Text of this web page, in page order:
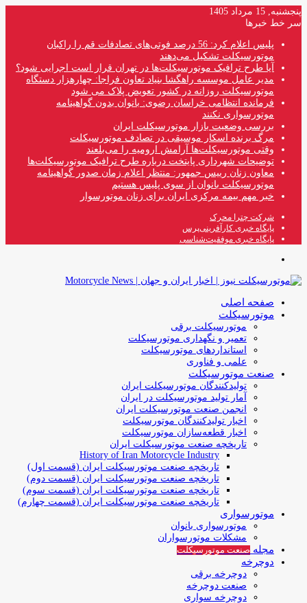
پنجشنبه, 15 مرداد 1405
سر خط خبرها
پلیس اعلام کرد: 56 درصد فوتی‌های تصادفات قم را راکبان
موتورسیکلت تشکیل می‌دهند
آیا طرح ترافیک موتورسیکلت‌ها در تهران قرار است اجرایی شود؟
مدیر عامل موسسه راهگشا بنیاد تعاون فراجا: چهارهزار دستگاه
موتورسیکلت روزانه در کشور تعویض پلاک می شود
فرمانده انتظامی خراسان رضوی: بانوان بدون گواهینامه
موتورسواری نکنند
بررسی وضعیت بازار موتورسیکلت ایران
مرگ برنده اسکار موسیقی در تصادف موتورسیکلت
وقتی موتورسیکلت‌ها آرامش ارومیه را می‌بلعند
توضیحات شهرداری پایتخت درباره طرح ترافیک موتورسیکلت‌ها
معاون زنان رییس جمهور: منتظر اعلام زمان صدور گواهینامه
موتورسیکلت بانوان از سوی پلیس هستیم
خبر مهم بیمه مرکزی ایران برای زنان موتورسوار
شرکت چترا محرک
پایگاه خبری کارآفرینی‌پرس
پایگاه خبری موفقیت‌شناسی
صفحه اصلی
موتورسیکلت
موتورسیکلت برقی
تعمیر و نگهداری موتورسیکلت
استانداردهای موتورسیکلت
علمی و فناوری
صنعت موتورسیکلت
تولیدکنندگان موتورسیکلت ایران
آمار تولید موتورسیکلت در ایران
انجمن صنعت موتورسیکلت ایران
اخبار تولیدکنندگان موتورسیکلت
اخبار قطعه‌سازان موتورسیکلت
تاریخچه صنعت موتورسیکلت ایران
History of Iran Motorcycle Industry
تاریخچه صنعت موتورسیکلت ایران (قسمت اول)
تاریخچه صنعت موتورسیکلت ایران (قسمت دوم)
تاریخچه صنعت موتورسیکلت ایران (قسمت سوم)
تاریخچه صنعت موتورسیکلت ایران (قسمت چهارم)
موتورسواری
موتورسواری بانوان
مشکلات موتورسواران
مجله صنعت موتورسیکلت
دوچرخه
دوچرخه برقی
صنعت دوچرخه
دوچرخه سواری